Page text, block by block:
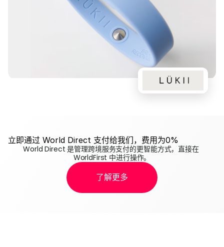
立即通过 World Direct 支付给我们，费用为0%
World Direct 是管理跨境服务支付的更智能方式，直接在
WorldFirst 中进行操作。
了解更多